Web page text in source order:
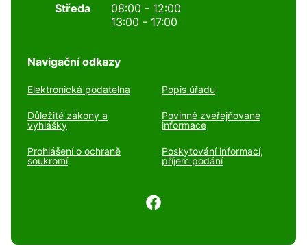
Středa
08:00 - 12:00
13:00 - 17:00
Navigační odkazy
Elektronická podatelna Popis úřadu
Důležité zákony a
vyhlášky
Povinně zveřejňované
informace
Prohlášení o ochraně
soukromí
Poskytování informací,
příjem podání